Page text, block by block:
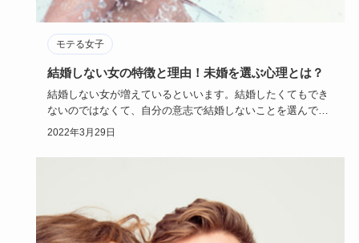
モテる女子
結婚しない女の特徴と理由！未婚を選ぶ心理とは？
結婚しない女が増えているといいます。結婚したくてもでき
ないのではなくて、自分の意志で結婚しないことを選んでい
る女性はいった…
2022年3月29日